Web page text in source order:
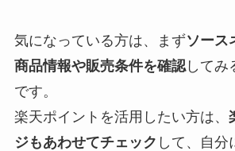
気になっている方は、まずソース
商品情報や販売条件を確認してみ
です。
楽天ポイントを活用したい方は、
ジもあわせてチェック して、自分